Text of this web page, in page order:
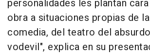
personalidades les plantan
obra a situaciones propias de
comedia, del teatro del
vodevil", explica en su